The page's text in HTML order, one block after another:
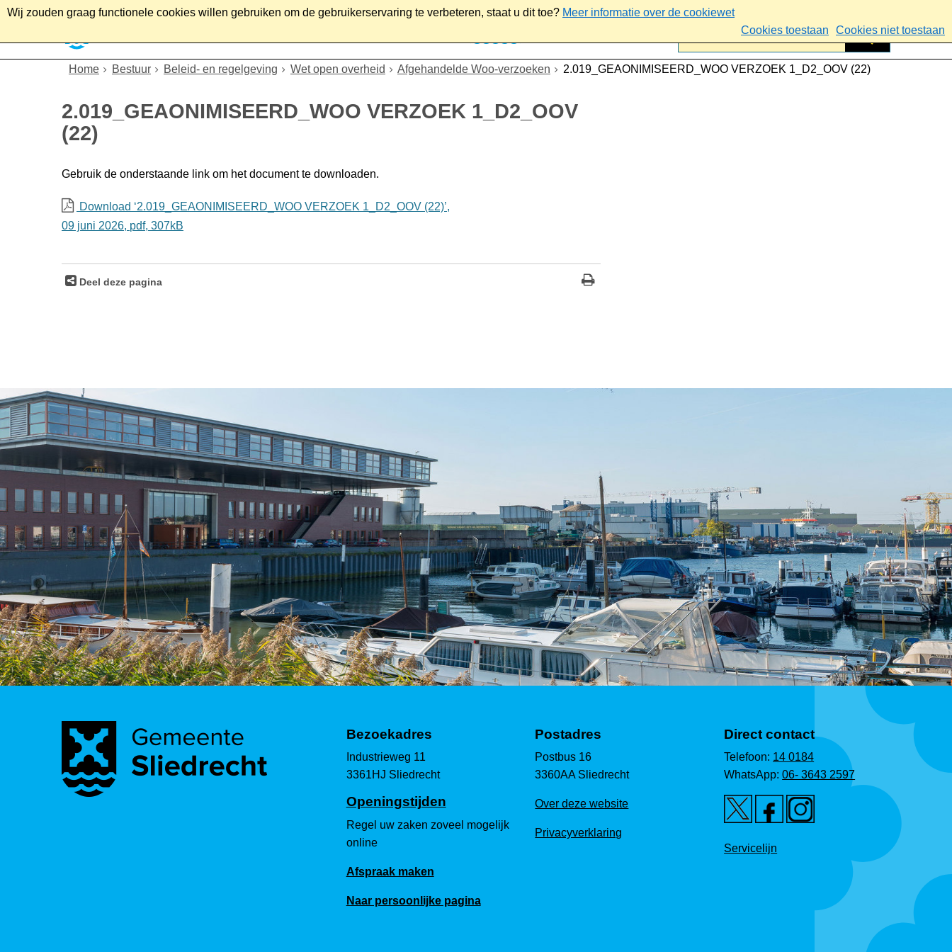
Wij zouden graag functionele cookies willen gebruiken om de gebruikerservaring te verbeteren, staat u dit toe? Meer informatie over de cookiewet
Cookies toestaan
Cookies niet toestaan
Home Bestuur Beleid- en regelgeving Wet open overheid Afgehandelde Woo-verzoeken 2.019_GEAONIMISEERD_WOO VERZOEK 1_D2_OOV (22)
2.019_GEAONIMISEERD_WOO VERZOEK 1_D2_OOV
(22)
Gebruik de onderstaande link om het document te downloaden.
Download ‘2.019_GEAONIMISEERD_WOO VERZOEK 1_D2_OOV (22)’,
09 juni 2026, pdf, 307kB
Deel deze pagina
Bezoekadres
Industrieweg 11
3361HJ Sliedrecht
Openingstijden
Regel uw zaken zoveel mogelijk
online
Afspraak maken
Naar persoonlijke pagina
Postadres
Postbus 16
3360AA Sliedrecht
Over deze website
Privacyverklaring
Direct contact
Telefoon: 14 0184
WhatsApp:06- 3643 2597
Servicelijn